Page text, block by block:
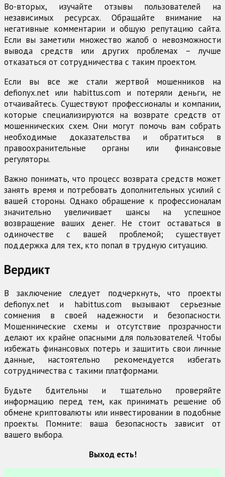
Во-вторых, изучайте отзывы пользователей на
независимых ресурсах. Обращайте внимание на
негативные комментарии и общую репутацию сайта.
Если вы заметили множество жалоб о невозможности
вывода средств или других проблемах – лучше
отказаться от сотрудничества с таким проектом.
Если вы все же стали жертвой мошенников на
defionyx.net или habittus.com и потеряли деньги, не
отчаивайтесь. Существуют профессионалы и компании,
которые специализируются на возврате средств от
мошеннических схем. Они могут помочь вам собрать
необходимые доказательства и обратиться в
правоохранительные органы или финансовые
регуляторы.
Важно понимать, что процесс возврата средств может
занять время и потребовать дополнительных усилий с
вашей стороны. Однако обращение к профессионалам
значительно увеличивает шансы на успешное
возвращение ваших денег. Не стоит оставаться в
одиночестве с вашей проблемой; существует
поддержка для тех, кто попал в трудную ситуацию.
Вердикт
В заключение следует подчеркнуть, что проекты
defionyx.net и habittus.com вызывают серьезные
сомнения в своей надежности и безопасности.
Мошеннические схемы и отсутствие прозрачности
делают их крайне опасными для пользователей. Чтобы
избежать финансовых потерь и защитить свои личные
данные, настоятельно рекомендуется избегать
сотрудничества с такими платформами.
Будьте бдительны и тщательно проверяйте
информацию перед тем, как принимать решение об
обмене криптовалюты или инвестировании в подобные
проекты. Помните: ваша безопасность зависит от
вашего выбора.
Выход есть!